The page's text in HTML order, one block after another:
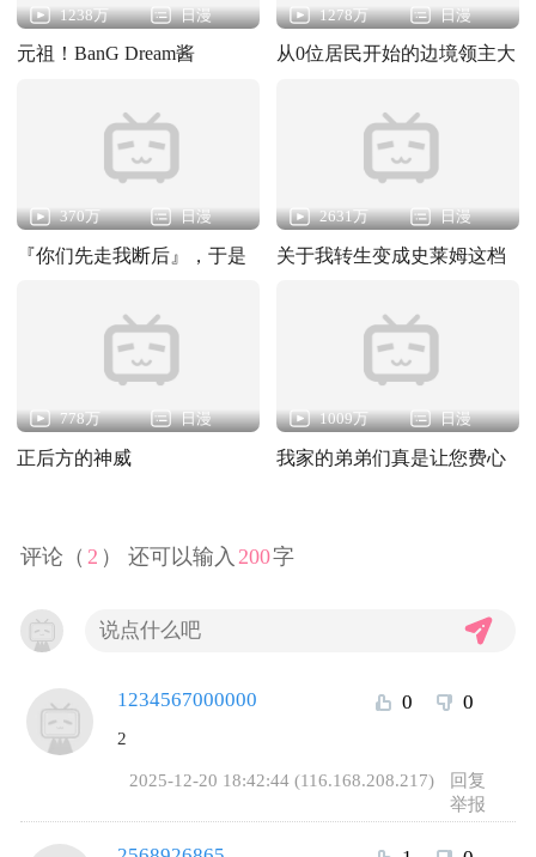
1238万 日漫
元祖！BanG Dream酱
1278万 日漫
从0位居民开始的边境领主大
370万 日漫
『你们先走我断后』，于是
2631万 日漫
关于我转生变成史莱姆这档
778万 日漫
正后方的神威
1009万 日漫
我家的弟弟们真是让您费心
评论（ 2 ） 还可以输入 200字
1234567000000 0 0
2
2025-12-20 18:42:44 (116.168.208.217)
回复
举报